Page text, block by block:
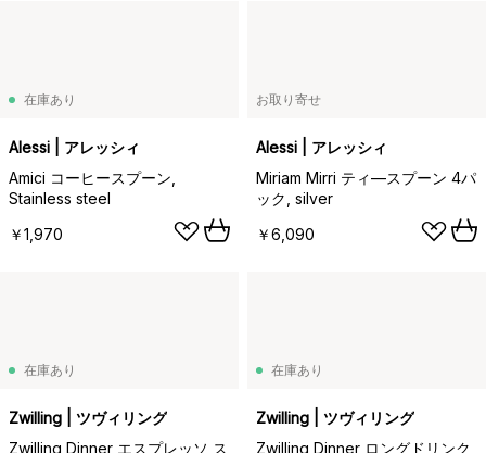
在庫あり
Alessi | アレッシィ
Amici コーヒースプーン,
Stainless steel
￥1,970
お取り寄せ
Alessi | アレッシィ
Miriam Mirri ティ―スプーン 4パ
ック, silver
￥6,090
在庫あり
Zwilling | ツヴィリング
Zwilling Dinner エスプレッソ ス
在庫あり
Zwilling | ツヴィリング
Zwilling Dinner ロングドリンク